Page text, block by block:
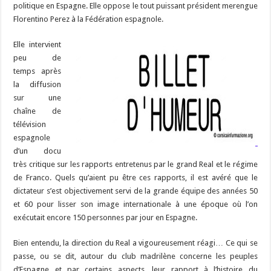
o
o
k
a
m
c
h
Li o t
p
bl
r
di
t
l
g
er
politique en Espagne. Elle oppose le tout puissant président merengue
Florentino Perez à la Fédération espagnole.
Elle intervient
peu de
temps après
la diffusion
sur une
chaîne de
télévision
espagnole
d’un docu
très critique sur les rapports entretenus par le grand Real et le régime
de Franco. Quels qu’aient pu être ces rapports, il est avéré que le
dictateur s’est objectivement servi de la grande équipe des années 50
et 60 pour lisser son image internationale à une époque où l’on
exécutait encore 150 personnes par jour en Espagne.
Bien entendu, la direction du Real a vigoureusement réagi… Ce qui se
passe, ou se dit, autour du club madrilène concerne les peuples